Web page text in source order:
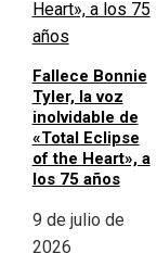
Fallece Bonnie
Tyler, la voz
inolvidable de
«Total Eclipse
of the Heart», a
los 75 años
9 de julio de
2026